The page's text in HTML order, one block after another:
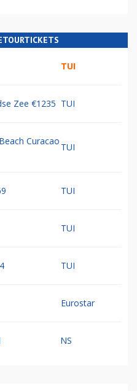
TUI
Zee €1235 TUI
Curacao
TUI
TUI
TUI
TUI
Eurostar
NS